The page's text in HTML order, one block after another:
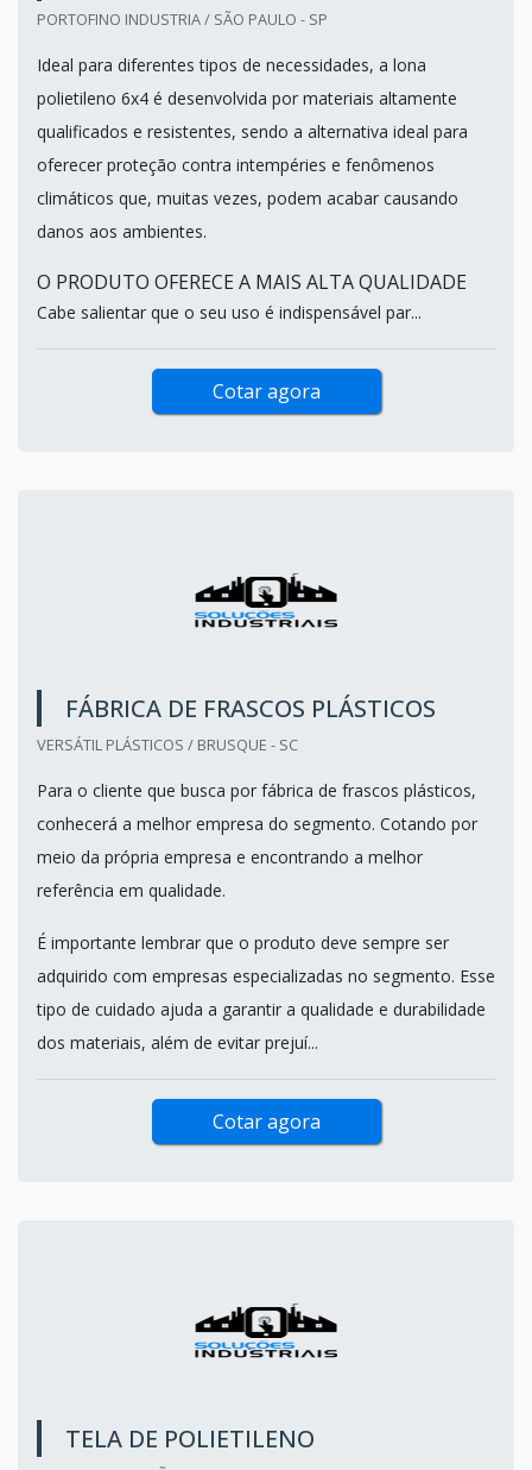
PORTOFINO INDUSTRIA / SÃO PAULO - SP
Ideal para diferentes tipos de necessidades, a lona
polietileno 6x4 é desenvolvida por materiais altamente
qualificados e resistentes, sendo a alternativa ideal para
oferecer proteção contra intempéries e fenômenos
climáticos que, muitas vezes, podem acabar causando
danos aos ambientes.
O PRODUTO OFERECE A MAIS ALTA QUALIDADE
Cabe salientar que o seu uso é indispensável par...
Cotar agora
FÁBRICA DE FRASCOS PLÁSTICOS
VERSÁTIL PLÁSTICOS / BRUSQUE - SC
Para o cliente que busca por fábrica de frascos plásticos,
conhecerá a melhor empresa do segmento. Cotando por
meio da própria empresa e encontrando a melhor
referência em qualidade.
É importante lembrar que o produto deve sempre ser
adquirido com empresas especializadas no segmento. Esse
tipo de cuidado ajuda a garantir a qualidade e durabilidade
dos materiais, além de evitar prejuí...
Cotar agora
TELA DE POLIETILENO